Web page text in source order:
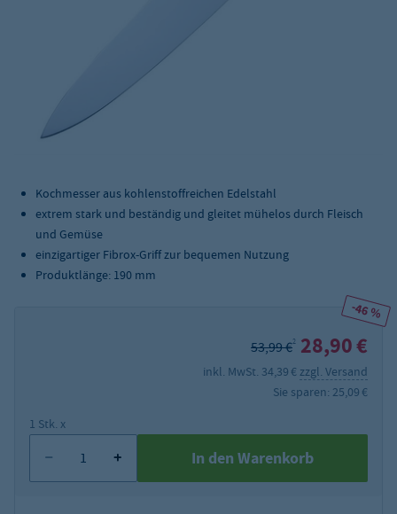
Kochmesser aus kohlenstoffreichen Edelstahl
extrem stark und beständig und gleitet mühelos durch Fleisch
und Gemüse
einzigartiger Fibrox-Griff zur bequemen Nutzung
Produktlänge: 190 mm
-46 %
53,99 €2 28,90 €
inkl. MwSt. 34,39 € zzgl. Versand
Sie sparen: 25,09 €
1 Stk. x
In den Warenkorb